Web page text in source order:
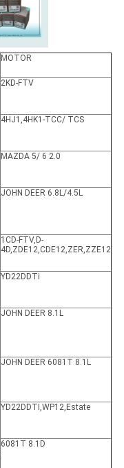
MOTOR
2KD-FTV
4HJ1,4HK1-TCC/ TCS
MAZDA 5/ 6 2.0
JOHN DEER 6.8L/4.5L
1CD-FTV,D-
4D,ZDE12,CDE12,ZER,ZZE12
YD22DDTi
JOHN DEER 8.1L
JOHN DEER 6081T 8.1L
YD22DDTI,WP12,Estate
6081T 8.1D